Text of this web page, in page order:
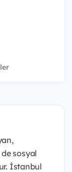
sosyal
İstanbul